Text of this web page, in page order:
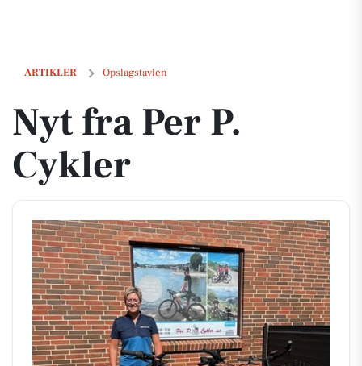
ARTIKLER Opslagstavlen
Nyt fra Per P. Cykler
Nyt fra Per P.
Cykler